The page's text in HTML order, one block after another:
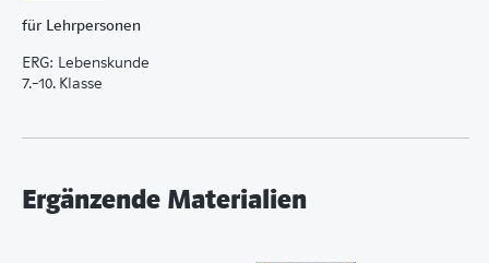
für Lehrpersonen
ERG: Lebenskunde
7.–10. Klasse
Ergänzende Materialien